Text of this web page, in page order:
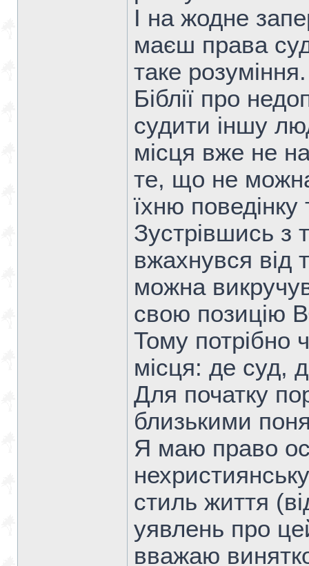
І на жодне
маєш права
таке
Біблії про
судити іншу
місця вже не
те, що не
їхню
Зустрівшись з
вжахнувся від
можна
свою
Тому потрібно
місця: де суд,
Для початку
близькими
Я маю право
стиль життя
уявлень про
вважаю